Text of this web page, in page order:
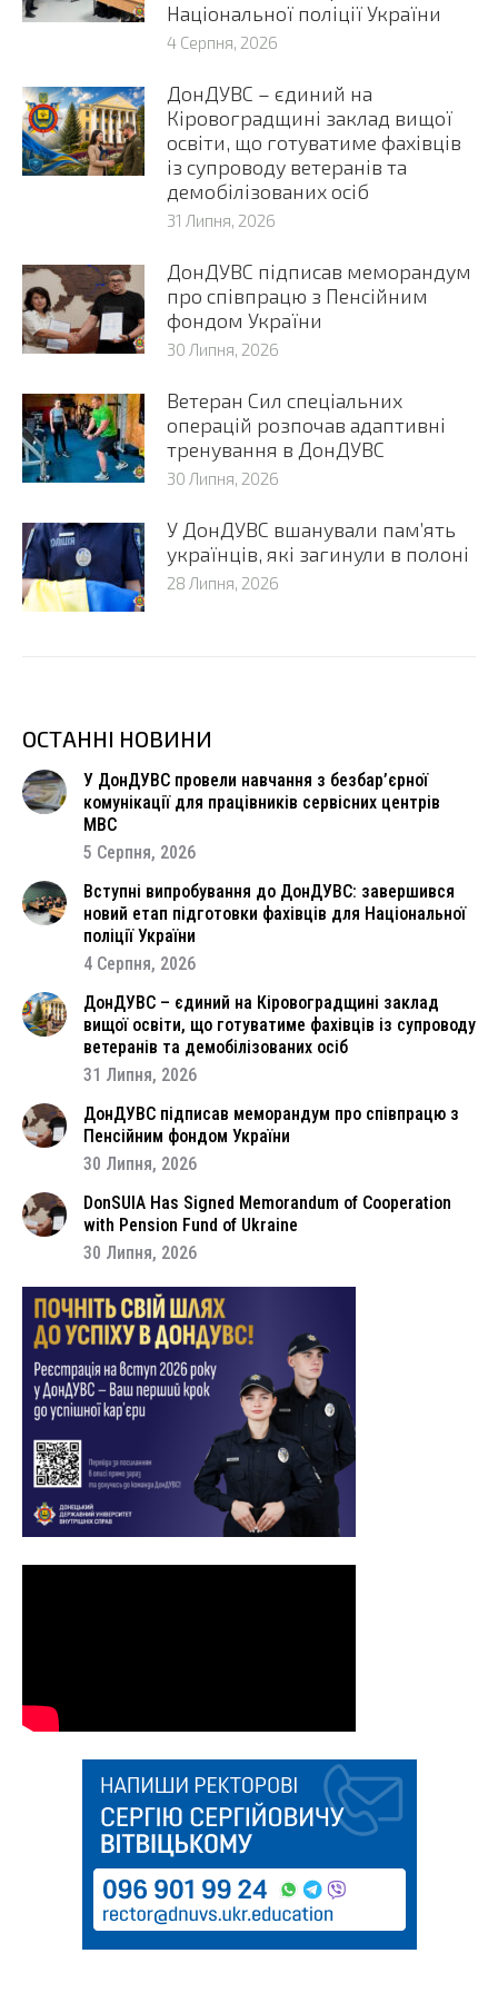
Національної поліції України
4 Серпня, 2026
ДонДУВС – єдиний на
Кіровоградщині заклад вищої
освіти, що готуватиме фахівців
із супроводу ветеранів та
демобілізованих осіб
31 Липня, 2026
ДонДУВС підписав меморандум
про співпрацю з Пенсійним
фондом України
30 Липня, 2026
Ветеран Сил спеціальних
операцій розпочав адаптивні
тренування в ДонДУВС
30 Липня, 2026
У ДонДУВС вшанували пам’ять
українців, які загинули в полоні
28 Липня, 2026
ОСТАННІ НОВИНИ
У ДонДУВС провели навчання з безбар’єрної
комунікації для працівників сервісних центрів
МВС
5 Серпня, 2026
Вступні випробування до ДонДУВС: завершився
новий етап підготовки фахівців для Національної
поліції України
4 Серпня, 2026
ДонДУВС – єдиний на Кіровоградщині заклад
вищої освіти, що готуватиме фахівців із супроводу
ветеранів та демобілізованих осіб
31 Липня, 2026
ДонДУВС підписав меморандум про співпрацю з
Пенсійним фондом України
30 Липня, 2026
DonSUIA Has Signed Memorandum of Cooperation
with Pension Fund of Ukraine
30 Липня, 2026